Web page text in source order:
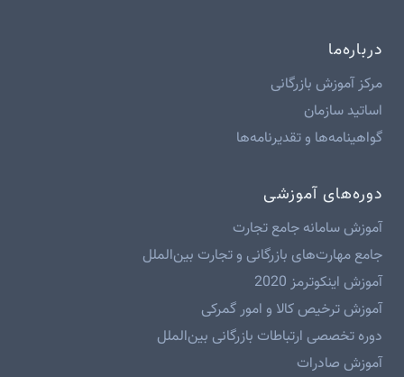
درباره‌ما
مرکز آموزش بازرگانی
اساتید سازمان
گواهینامه‌ها و تقدیرنامه‌ها
دوره‌های آموزشی
آموزش سامانه جامع تجارت
جامع مهارت‌های بازرگانی و تجارت بین‌الملل
آموزش اینکوترمز 2020
آموزش ترخیص کالا و امور گمرکی
دوره تخصصی ارتباطات بازرگانی بین‌الملل
آموزش صادرات